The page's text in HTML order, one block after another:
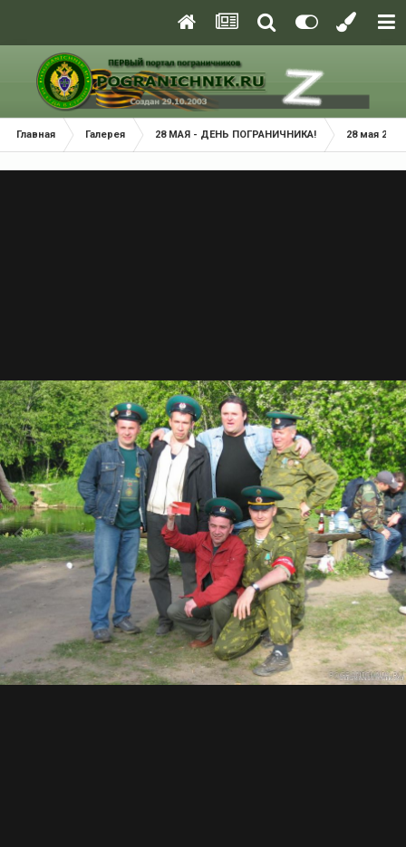
Главная Галерея 28 МАЯ - ДЕНЬ ПОГРАНИЧНИКА! 28 мая